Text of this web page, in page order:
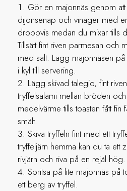
Gör en majonnäs genom
dijonsenap och vinäger med
droppvis medan du mixar tills
Tillsätt fint riven parmesan och
med salt. Lägg majonnäsen
i kyl till servering.
Lägg skivad talegio, fint
tryffelsalami mellan bröden
medelvärme tills toasten fått
smält.
Skiva tryffeln fint med ett
tryffeljärn hemma kan du ta ett
rivjärn och riva på en rejäl hög.
Spritsa på lite majonnäs
ett berg av tryffel.